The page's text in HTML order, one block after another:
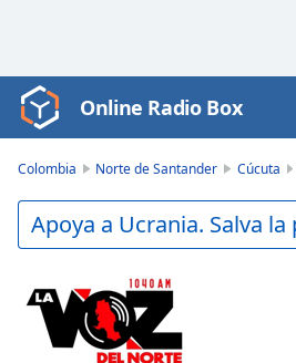
Video
Player
Play
Video
Backward
Skip
Forward
Online Radio Box
Colombia Norte de Santander Cúcuta
Apoya a Ucrania. Salva